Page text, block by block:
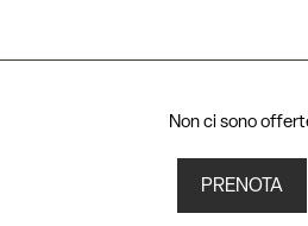
Non ci sono
PRENOTA